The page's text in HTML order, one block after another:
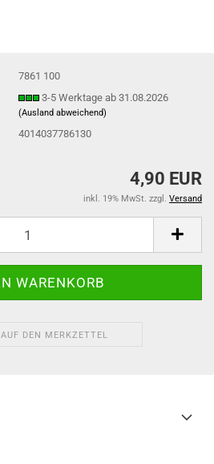
7861 100
3-5 Werktage ab 31.08.2026
(Ausland abweichend)
4014037786130
4,90 EUR
inkl. 19% MwSt. zzgl. Versand
AUF DEN MERKZETTEL